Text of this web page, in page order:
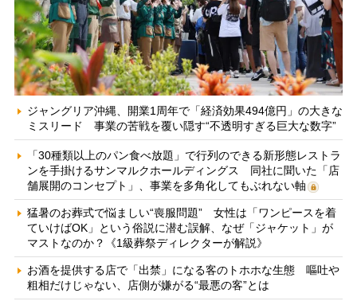
ジャングリア沖縄、開業1周年で「経済効果494億円」の大きな
ミスリード 事業の苦戦を覆い隠す“不透明すぎる巨大な数字”
「30種類以上のパン食べ放題」で行列のできる新形態レストラ
ンを手掛けるサンマルクホールディングス 同社に聞いた「店
舗展開のコンセプト」、事業を多角化してもぶれない軸
猛暑のお葬式で悩ましい“喪服問題” 女性は「ワンピースを着
ていけばOK」という俗説に潜む誤解、なぜ「ジャケット」が
マストなのか？《1級葬祭ディレクターが解説》
お酒を提供する店で「出禁」になる客のトホホな生態 嘔吐や
粗相だけじゃない、店側が嫌がる“最悪の客”とは